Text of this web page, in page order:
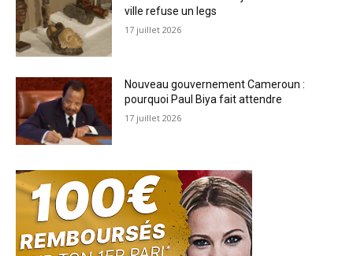
ville refuse un legs
17 juillet 2026
Nouveau gouvernement Cameroun :
pourquoi Paul Biya fait attendre
17 juillet 2026